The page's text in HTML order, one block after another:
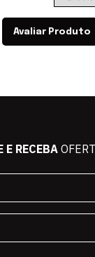
Avaliar Produto
E RECEBA